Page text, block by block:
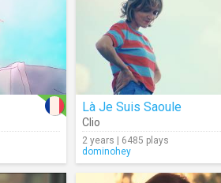
Là Je Suis Saoule
Clio
2 years | 6485 plays
dominohey